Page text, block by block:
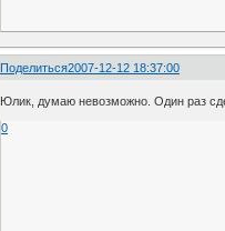
Поделиться2007-12-12 18:37:00
Юлик, думаю невозможно. Один раз
0